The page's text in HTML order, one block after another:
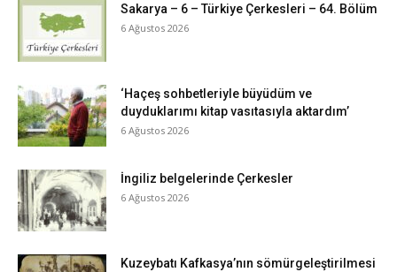
Sakarya – 6 – Türkiye Çerkesleri – 64. Bölüm
6 Ağustos 2026
‘Haçeş sohbetleriyle büyüdüm ve
duyduklarımı kitap vasıtasıyla aktardım’
6 Ağustos 2026
İngiliz belgelerinde Çerkesler
6 Ağustos 2026
Kuzeybatı Kafkasya’nın sömürgeleştirilmesi